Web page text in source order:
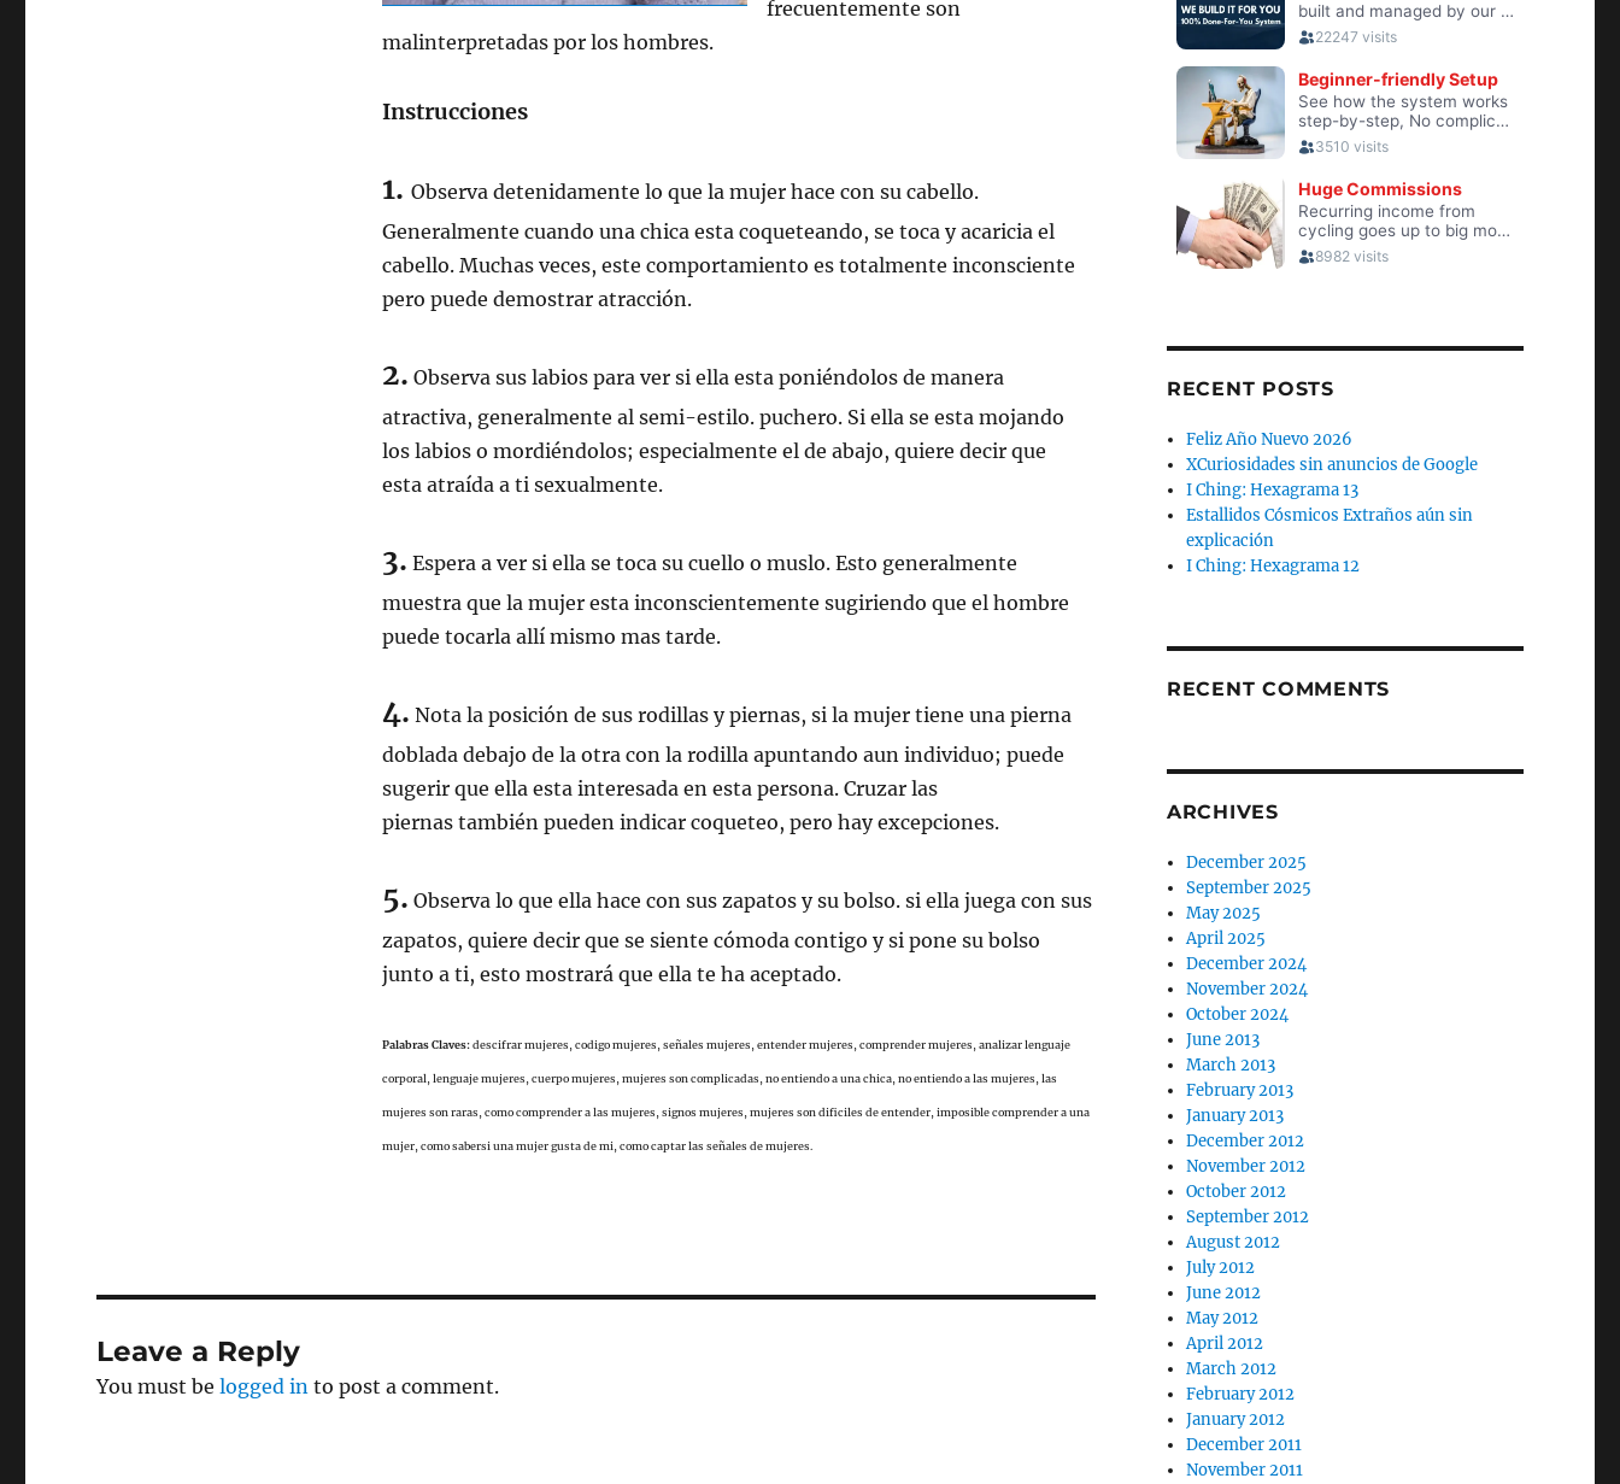
frecuentemente son
malinterpretadas por los hombres.
Instrucciones
1. Observa detenidamente lo que la mujer hace con su cabello.
Generalmente cuando una chica esta coqueteando, se toca y acaricia el
cabello. Muchas veces, este comportamiento es totalmente inconsciente
pero puede demostrar atracción.
2. Observa sus labios para ver si ella esta poniéndolos de manera
atractiva, generalmente al semi-estilo. puchero. Si ella se esta mojando
los labios o mordiéndolos; especialmente el de abajo, quiere decir que
esta atraída a ti sexualmente.
3. Espera a ver si ella se toca su cuello o muslo. Esto generalmente
muestra que la mujer esta inconscientemente sugiriendo que el hombre
puede tocarla allí mismo mas tarde.
4. Nota la posición de sus rodillas y piernas, si la mujer tiene una pierna
doblada debajo de la otra con la rodilla apuntando aun individuo; puede
sugerir que ella esta interesada en esta persona. Cruzar las
piernas también pueden indicar coqueteo, pero hay excepciones.
5. Observa lo que ella hace con sus zapatos y su bolso. si ella juega con sus
zapatos, quiere decir que se siente cómoda contigo y si pone su bolso
junto a ti, esto mostrará que ella te ha aceptado.
Palabras Claves:descifrar mujeres, codigo mujeres, señales mujeres, entender mujeres, comprender mujeres, analizar lenguaje
corporal, lenguaje mujeres, cuerpo mujeres, mujeres son complicadas, no entiendo a una chica, no entiendo a las mujeres, las
mujeres son raras, como comprender a las mujeres, signos mujeres, mujeres son dificiles de entender, imposible comprender a una
mujer, como sabersi una mujer gusta de mi, como captar las señales de mujeres.
Leave a Reply
You must belogged in to post a comment.
RECENT POSTS
Feliz Año Nuevo 2026
XCuriosidades sin anuncios de Google
I Ching: Hexagrama 13
Estallidos Cósmicos Extraños aún sin
explicación
I Ching: Hexagrama 12
RECENT COMMENTS
ARCHIVES
December 2025
September 2025
May 2025
April 2025
December 2024
November 2024
October 2024
June 2013
March 2013
February 2013
January 2013
December 2012
November 2012
October 2012
September 2012
August 2012
July 2012
June 2012
May 2012
April 2012
March 2012
February 2012
January 2012
December 2011
November 2011